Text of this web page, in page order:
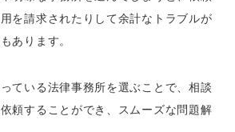
を請求されたりして余計なトラブルが
あります。
ている法律事務所を選ぶことで、相談
頼することができ、スムーズな問題解